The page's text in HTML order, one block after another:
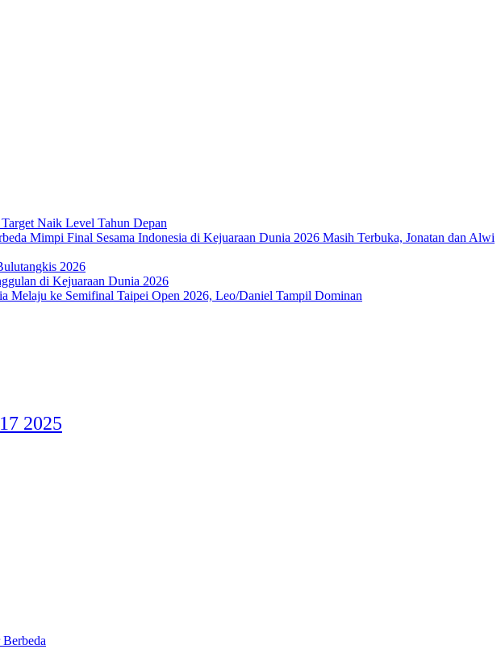
Naik Level Tahun Depan
Mimpi Final Sesama Indonesia di Kejuaraan Dunia 2026 Masih Terbuka, Jonatan dan Alwi
2026
di Kejuaraan Dunia 2026
Melaju ke Semifinal Taipei Open 2026, Leo/Daniel Tampil Dominan
2025